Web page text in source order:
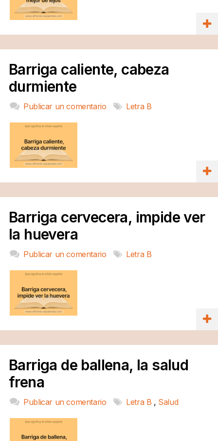
Barriga caliente, cabeza
durmiente
Publicar un comentario Letra B
Barriga cervecera, impide ver
la huevera
Publicar un comentario Letra B
Barriga de ballena, la salud
frena
Publicar un comentario Letra B , Salud